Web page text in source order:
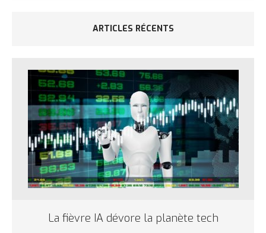
ARTICLES RÉCENTS
La fièvre IA dévore la planète tech